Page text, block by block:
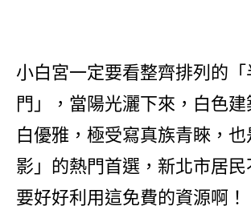
小白宮一定要看整齊排列的
門」，當陽光灑下來，白色
白優雅，極受寫真族青睞，
影」的熱門首選，新北市居
要好好利用這免費的資源啊！